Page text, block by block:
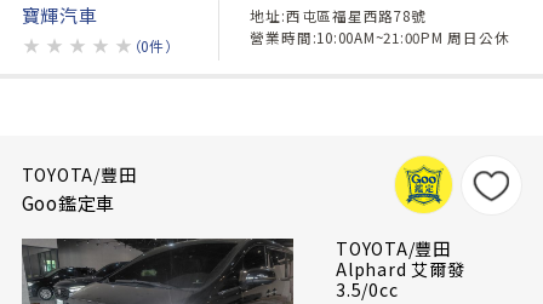
寶輝汽車
★ ★ ★ ★ ★ （0件）
地址:西屯區福星西路78號
營業時間:10:00AM~21:00PM 周日公休
TOYOTA/豐田
Goo鑑定車
TOYOTA/豐田
Alphard 艾爾發
3.5/0cc